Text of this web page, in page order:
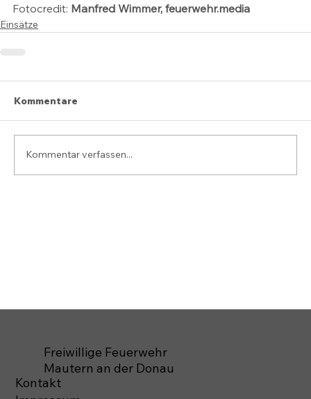
Fotocredit: Manfred Wimmer, feuerwehr.media
Einsätze
Kommentare
Kommentar verfassen...
Kontakt
Freiwillige Feuerwehr
Mautern an der Donau